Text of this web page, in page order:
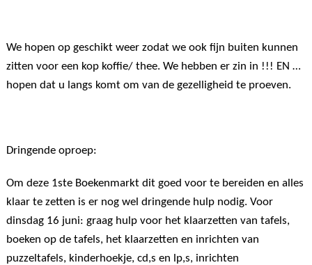
We hopen op geschikt weer zodat we ook fijn buiten kunnen
zitten voor een kop koffie/ thee. We hebben er zin in !!! EN …
hopen dat u langs komt om van de gezelligheid te proeven.
Dringende oproep:
Om deze 1ste Boekenmarkt dit goed voor te bereiden en alles
klaar te zetten is er nog wel dringende hulp nodig. Voor
dinsdag 16 juni: graag hulp voor het klaarzetten van tafels,
boeken op de tafels, het klaarzetten en inrichten van
puzzeltafels, kinderhoekje, cd,s en lp,s, inrichten